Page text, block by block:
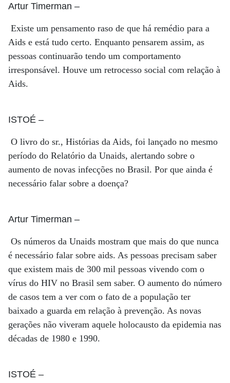
Artur Timerman –
Existe um pensamento raso de que há remédio para a
Aids e está tudo certo. Enquanto pensarem assim, as
pessoas continuarão tendo um comportamento
irresponsável. Houve um retrocesso social com relação à
Aids.
ISTOÉ –
O livro do sr., Histórias da Aids, foi lançado no mesmo
período do Relatório da Unaids, alertando sobre o
aumento de novas infecções no Brasil. Por que ainda é
necessário falar sobre a doença?
Artur Timerman –
Os números da Unaids mostram que mais do que nunca
é necessário falar sobre aids. As pessoas precisam saber
que existem mais de 300 mil pessoas vivendo com o
vírus do HIV no Brasil sem saber. O aumento do número
de casos tem a ver com o fato de a população ter
baixado a guarda em relação à prevenção. As novas
gerações não viveram aquele holocausto da epidemia nas
décadas de 1980 e 1990.
ISTOÉ –